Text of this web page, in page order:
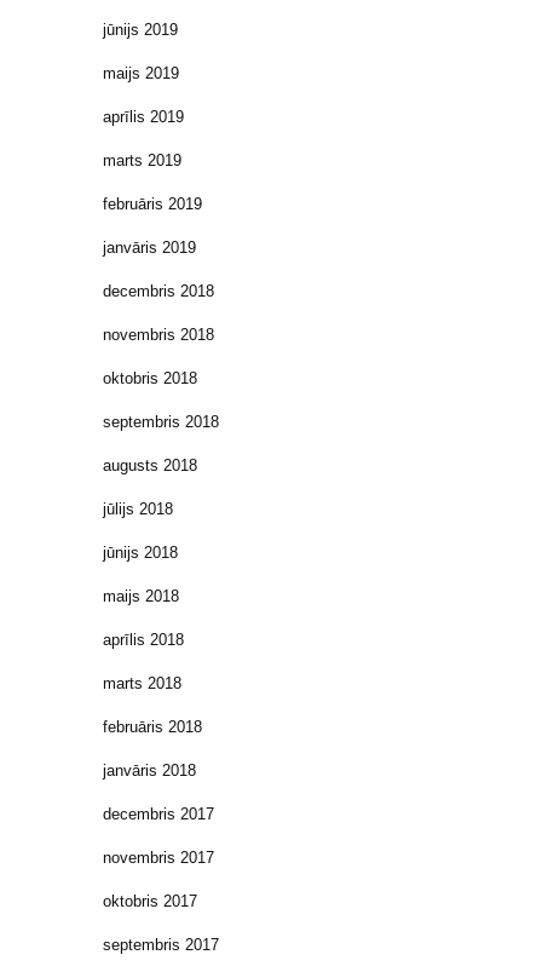
jūnijs 2019
maijs 2019
aprīlis 2019
marts 2019
februāris 2019
janvāris 2019
decembris 2018
novembris 2018
oktobris 2018
septembris 2018
augusts 2018
jūlijs 2018
jūnijs 2018
maijs 2018
aprīlis 2018
marts 2018
februāris 2018
janvāris 2018
decembris 2017
novembris 2017
oktobris 2017
septembris 2017